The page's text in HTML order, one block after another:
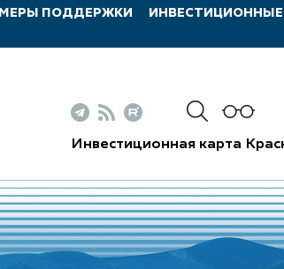
МЕРЫ ПОДДЕРЖКИ
Инвестиционная карта